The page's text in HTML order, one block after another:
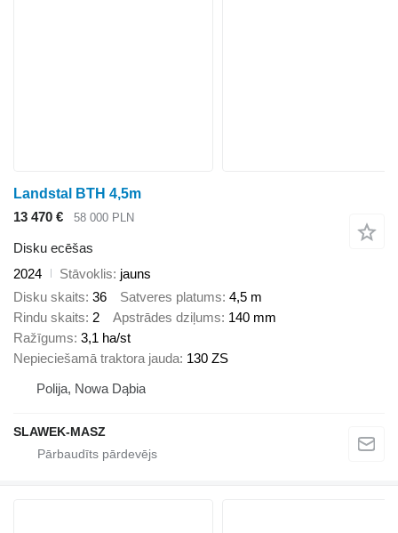
Landstal BTH 4,5m
13 470 €
58 000 PLN
Disku ecēšas
2024
Stāvoklis jauns
Disku skaits 36 Satveres platums 4,5 m
Rindu skaits 2 Apstrādes dziļums 140 mm
Ražīgums 3,1 ha/st
Nepieciešamā traktora jauda 130 ZS
Polija, Nowa Dąbia
SLAWEK-MASZ